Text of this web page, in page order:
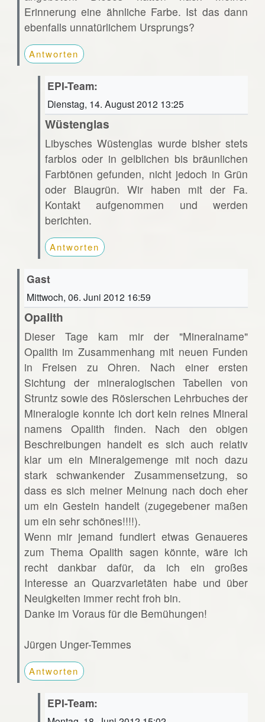
Erinnerung eine ähnliche Farbe. Ist das dann
ebenfalls unnatürlichem Ursprungs?
Antworten
EPI-Team:
Dienstag, 14. August 2012 13:25
Wüstenglas
Libysches Wüstenglas wurde bisher stets
farblos oder in gelblichen bis bräunlichen
Farbtönen gefunden, nicht jedoch in Grün
oder Blaugrün. Wir haben mit der Fa.
Kontakt aufgenommen und werden
berichten.
Antworten
Gast
Mittwoch, 06. Juni 2012 16:59
Opalith
Dieser Tage kam mir der "Mineralname"
Opalith im Zusammenhang mit neuen Funden
in Freisen zu Ohren. Nach einer ersten
Sichtung der mineralogischen Tabellen von
Struntz sowie des Röslerschen Lehrbuches der
Mineralogie konnte ich dort kein reines Mineral
namens Opalith finden. Nach den obigen
Beschreibungen handelt es sich auch relativ
klar um ein Mineralgemenge mit noch dazu
stark schwankender Zusammensetzung, so
dass es sich meiner Meinung nach doch eher
um ein Gestein handelt (zugegebener maßen
um ein sehr schönes!!!!).
Wenn mir jemand fundiert etwas Genaueres
zum Thema Opalith sagen könnte, wäre ich
recht dankbar dafür, da ich ein großes
Interesse an Quarzvarietäten habe und über
Neuigkeiten immer recht froh bin.
Danke im Voraus für die Bemühungen!
Jürgen Unger-Temmes
Antworten
EPI-Team: